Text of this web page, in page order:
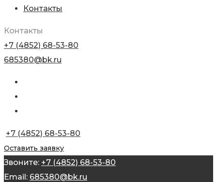
Контакты
Контакты
+7 (4852) 68-53-80
685380@bk.ru
+7 (4852) 68-53-80
Оставить заявку
Звоните: +7 (4852) 68-53-80
Email: 685380@bk.ru